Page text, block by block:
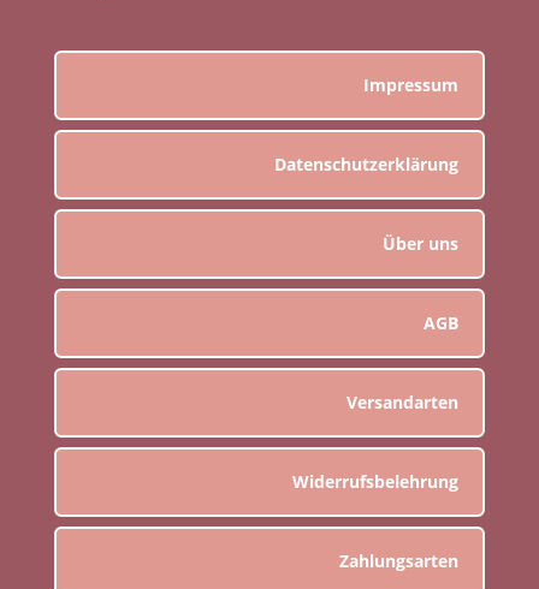
Impressum
Datenschutzerklärung
Über uns
AGB
Versandarten
Widerrufsbelehrung
Zahlungsarten